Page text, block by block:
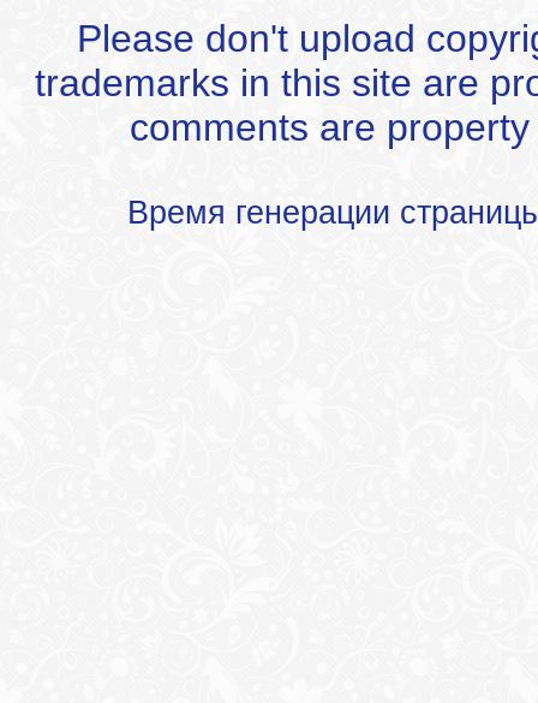
Please don't upload
trademarks in this site are
comments are
Время генерации